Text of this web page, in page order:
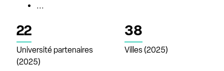
...
22
Université partenaires
(2025)
38
Villes (2025)